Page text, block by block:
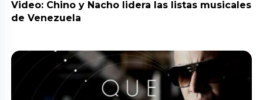
Video: Chino y Nacho lidera las listas musicales
de Venezuela